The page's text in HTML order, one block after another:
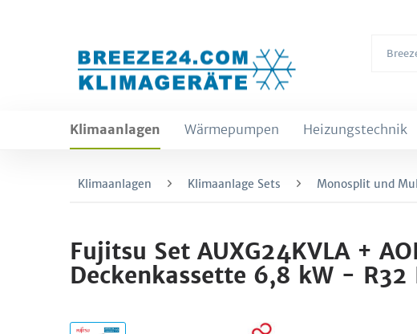
Klimaanlagen Wärmepumpen Heizungstechnik
Klimaanlagen Klimaanlage Sets Monosplit und
Fujitsu Set AUXG24KVLA +
Deckenkassette 6,8 kW -